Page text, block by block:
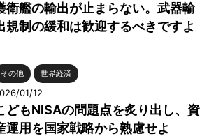
衛艦の輸出が止まらない。武器輸
規制の緩和は歓迎するべきですよ
その他 世界経済
01/12
どもNISAの問題点を炙り出し、資
運用を国家戦略から熟慮せよ